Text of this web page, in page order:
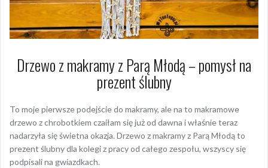
Drzewo z makramy z Parą Młodą – pomysł na
prezent ślubny
To moje pierwsze podejście do makramy, ale na to makramowe
drzewo z chrobotkiem czaiłam się już od dawna i właśnie teraz
nadarzyła się świetna okazja. Drzewo z makramy z Parą Młodą to
prezent ślubny dla kolegi z pracy od całego zespołu, wszyscy się
podpisali na gwiazdkach.